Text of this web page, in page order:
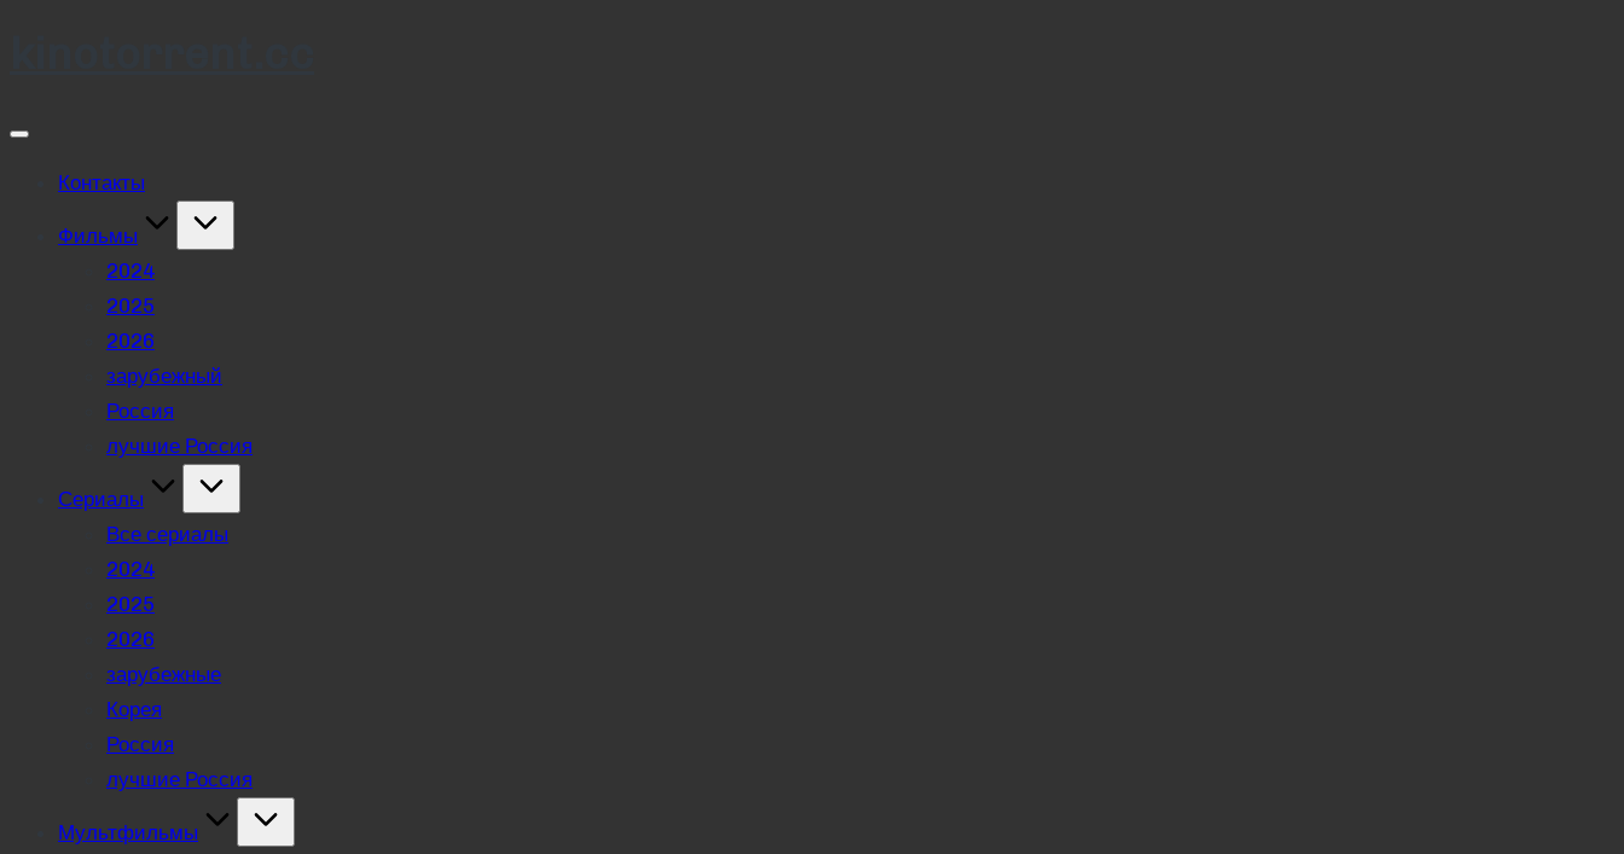
Контакты
Фильмы
2024
2025
2026
зарубежный
Россия
лучшие Россия
Сериалы
Все сериалы
2024
2025
2026
зарубежные
Корея
Россия
лучшие Россия
Мультфильмы